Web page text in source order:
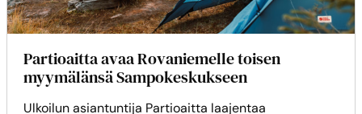
Partioaitta avaa Rovaniemelle toisen
myymälänsä Sampokeskukseen
Ulkoilun asiantuntija Partioaitta laajentaa